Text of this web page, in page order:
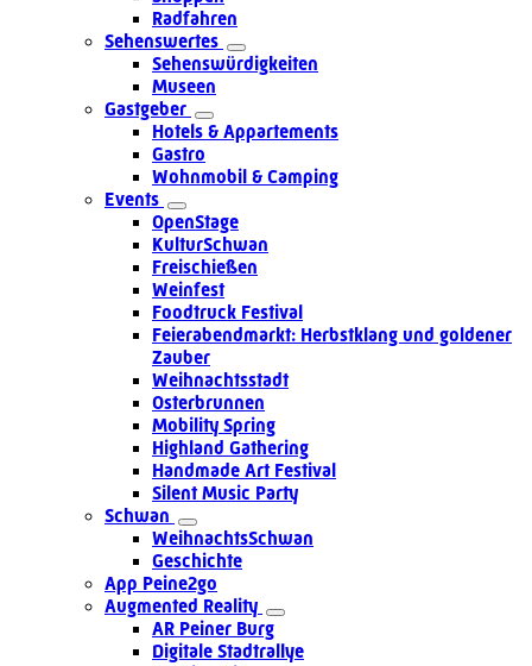
Radfahren
Sehenswertes
Sehenswürdigkeiten
Museen
Gastgeber
Hotels & Appartements
Gastro
Wohnmobil & Camping
Events
OpenStage
KulturSchwan
Freischießen
Weinfest
Foodtruck Festival
Feierabendmarkt: Herbstklang und goldener
Zauber
Weihnachtsstadt
Osterbrunnen
Mobility Spring
Highland Gathering
Handmade Art Festival
Silent Music Party
Schwan
WeihnachtsSchwan
Geschichte
App Peine2go
Augmented Reality
AR Peiner Burg
Digitale Stadtrallye